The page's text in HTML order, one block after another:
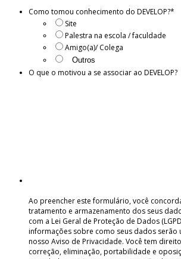
Como tomou conhecimento do DEVELOP?*
Site
Palestra na escola / faculdade
Amigo(a)/ Colega
O que o motivou a se associar ao DEVELOP?
Ao preencher este formulário, você
tratamento e armazenamento dos seus
com a Lei Geral de Proteção de Dados
informações sobre como seus dados serão
nosso Aviso de Privacidade. Você tem
correção, eliminação, portabilidade e